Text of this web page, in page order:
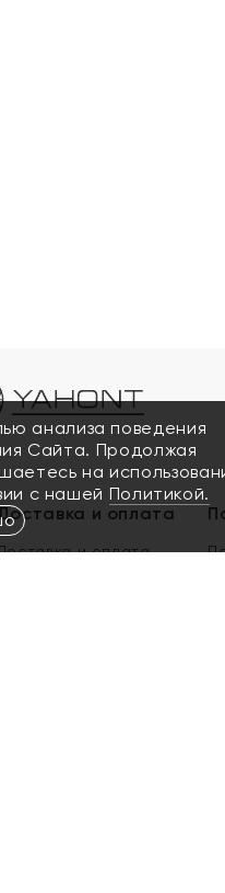
и оплата
и оплата
анализа поведения
Сайта. Продолжая
на
с нашей Политикой.